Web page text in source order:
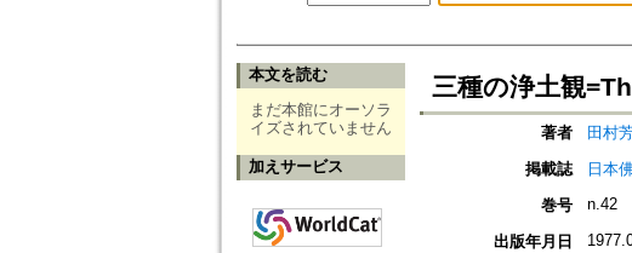
本文を読む
まだ本館にオーソラ
イズされていません
加えサービス
三種の浄土観
著者
田村
掲載誌
日本
巻号
n.42
出版年月日